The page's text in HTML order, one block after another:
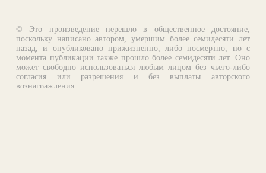
© Это произведение перешло в общественное достояние,
поскольку написано автором, умершим более семидесяти лет
назад, и опубликовано прижизненно, либо посмертно, но с
момента публикации также прошло более семидесяти лет. Оно
может свободно использоваться любым лицом без чьего-либо
согласия или разрешения и без выплаты авторского
вознаграждения.